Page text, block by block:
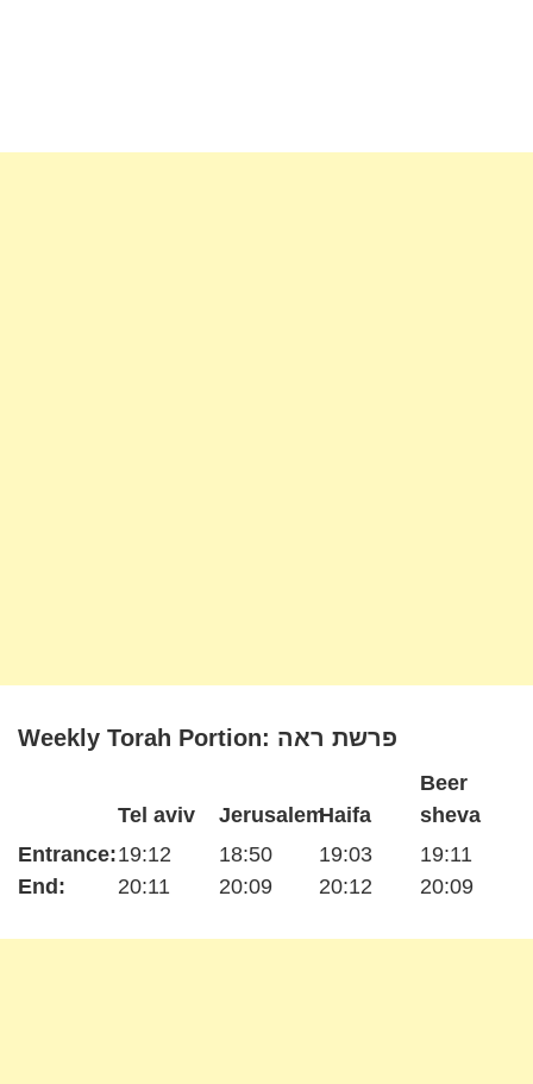
Weekly Torah Portion: פרשת ראה
Entrance:
End:
Tel aviv
19:12
20:11
Jerusalem
18:50
20:09
Haifa
19:03
20:12
Beer
sheva
19:11
20:09